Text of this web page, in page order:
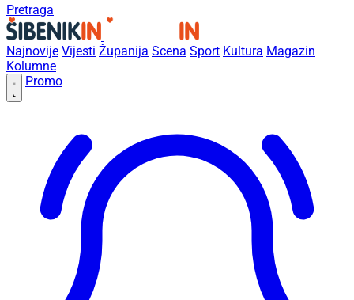
Pretraga
Najnovije Vijesti Županija Scena Sport Kultura Magazin
Kolumne
Promo